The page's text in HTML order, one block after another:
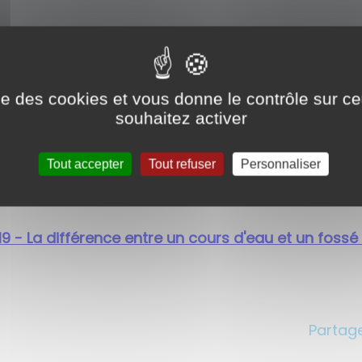
entre un cours d'eau et un fossé
un cours d’eau et un fossé peut parfois
le régime juridique applicable est totalement
mémo tous les éléments qui permettent de
découlent.
- La différence entre un cours d'eau et un fossé
des cookies et vous donne le contrôle sur
souhaitez activer
Tout accepter Tout refuser Personnaliser